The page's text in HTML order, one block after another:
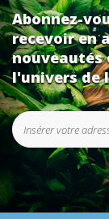
Abonnez-
recevoir en
l'univers de